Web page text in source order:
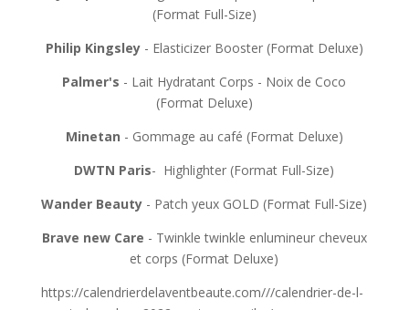
(Format Full-Size)
Philip Kingsley- Elasticizer Booster (Format Deluxe)
Palmer's - Lait Hydratant Corps - Noix de Coco
(Format Deluxe)
Minetan - Gommage au café (Format Deluxe)
DWTN Paris- ​ Highlighter​ (Format Full-Size)
​Wander Beauty - Patch yeux GOLD (Format Full-Size)
Brave new Care - Twinkle twinkle enlumineur cheveux
et corps (Format Deluxe)
https://calendrierdelaventbeaute.com///calendrier-de-l-